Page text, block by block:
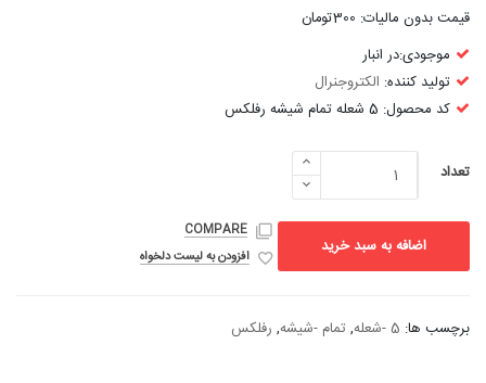
قیمت بدون مالیات: 300تومان
موجودی:در انبار
تولید کننده: الکتروجنرال
کد محصول: 5 شعله تمام شیشه رفلکس
تعداد
اضافه به سبد خرید
COMPARE
افزودن به لیست دلخواه
برچسب ها: 5 -شعله , تمام -شیشه, رفلکس